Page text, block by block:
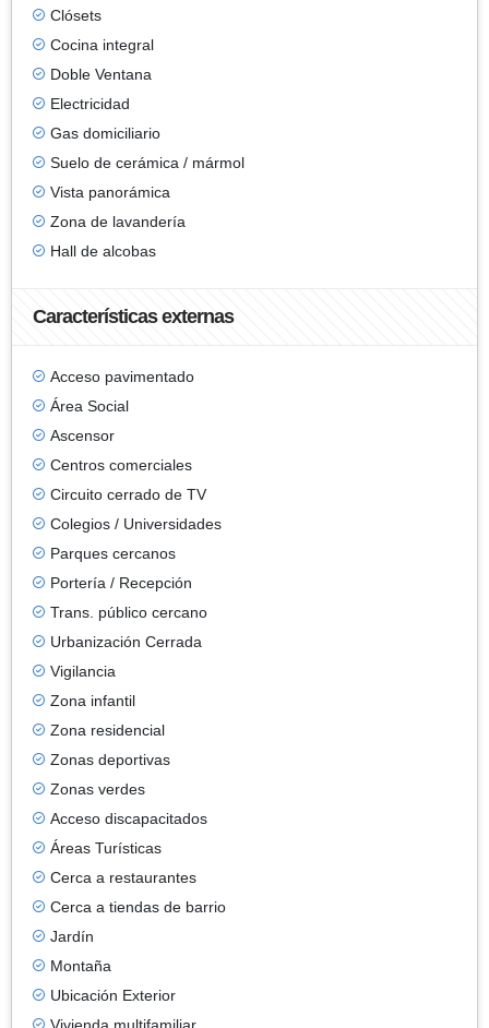
Clósets
Cocina integral
Doble Ventana
Electricidad
Gas domiciliario
Suelo de cerámica / mármol
Vista panorámica
Zona de lavandería
Hall de alcobas
Características externas
Acceso pavimentado
Área Social
Ascensor
Centros comerciales
Circuito cerrado de TV
Colegios / Universidades
Parques cercanos
Portería / Recepción
Trans. público cercano
Urbanización Cerrada
Vigilancia
Zona infantil
Zona residencial
Zonas deportivas
Zonas verdes
Acceso discapacitados
Áreas Turísticas
Cerca a restaurantes
Cerca a tiendas de barrio
Jardín
Montaña
Ubicación Exterior
Vivienda multifamiliar